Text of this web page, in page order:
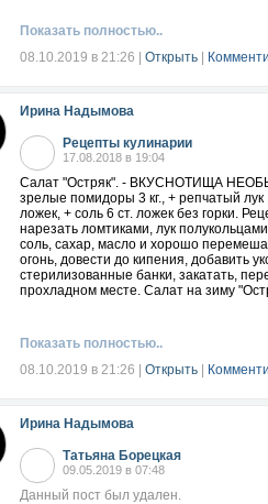
Показать полностью..
08.10.2019 в 21:26
Открыть
Ирина Надымова
Рецепты кулинарии
17.08.2018 в 19:04
Салат "Остряк". - ВКУСНОТИЩА
зрелые помидоры 3 кг., + репчатый лук
ложек, + соль 6 ст. ложек без горки.
нарезать ломтиками, лук
соль, сахар, масло и хорошо
огонь, довести до кипения, добавить
стерилизованные банки, закатать,
прохладном месте. Салат на зиму
Показать полностью..
08.10.2019 в 21:26
Открыть
Ирина Надымова
Татьяна Борецкая
09.05.2019 в 07:48
Данный пост был удален.